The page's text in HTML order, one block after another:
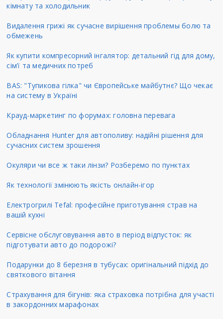
кімнату та холодильник
Видалення грижі як сучасне вирішення проблемы болю та
обмежень
Як купити компресорний інгалятор: детальний гід для дому,
сім’ї та медичних потреб
BAS: "Тупикова гілка" чи Європейське майбутнє? Що чекає
на систему в Україні
Крауд-маркетинг по форумах: головна перевага
Обладнання Hunter для автополиву: надійні рішення для
сучасних систем зрошення
Окуляри чи все ж таки лінзи? Розберемо по пунктах
Як технології змінюють якість онлайн-ігор
Електрогрилі Tefal: професійне приготування страв на
вашій кухні
Сервісне обслуговування авто в період відпусток: як
підготувати авто до подорожі?
Подарунки до 8 березня в тубусах: оригінальний підхід до
святкового вітання
Страхування для бігунів: яка страховка потрібна для участі
в закордонних марафонах